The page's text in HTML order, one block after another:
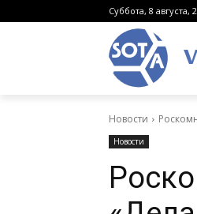
Суббота, 8 августа,
Новости
Новости